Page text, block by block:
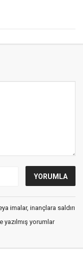
imalar, inançlara saldırı
yazılmış yorumlar